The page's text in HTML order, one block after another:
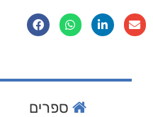
ספרים